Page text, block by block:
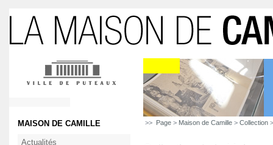
MAISON DE CAMILLE
Actualités
>> Page > Maison de Camille > Collection